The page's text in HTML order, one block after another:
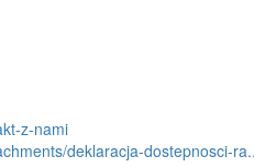
z-nami
deklaracja-dostepnosci-